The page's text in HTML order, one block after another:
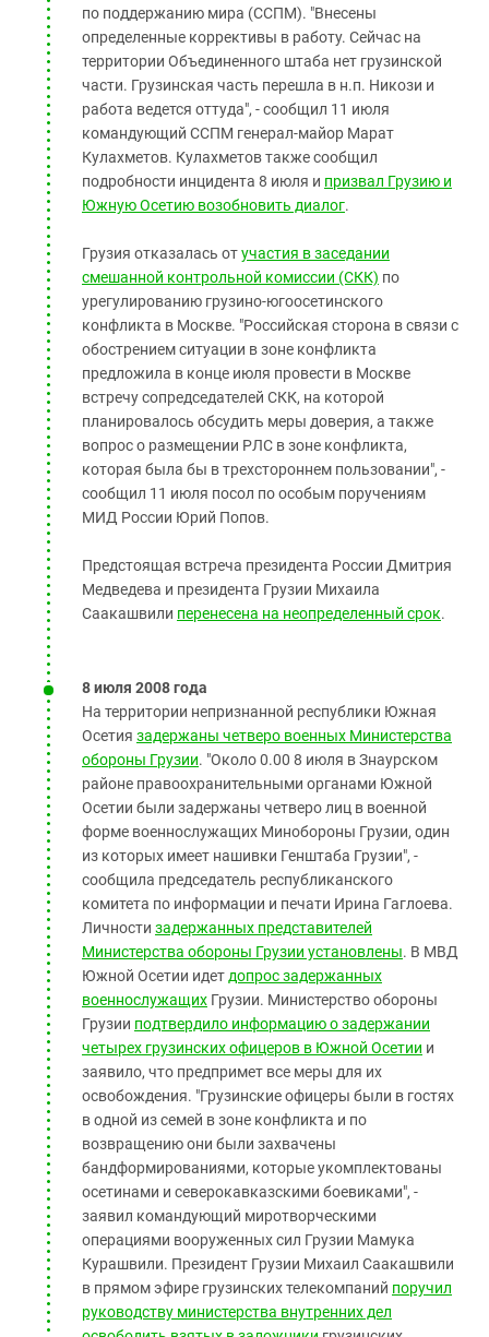
по поддержанию мира (ССПМ). "Внесены
определенные коррективы в работу. Сейчас на
территории Объединенного штаба нет грузинской
части. Грузинская часть перешла в н.п. Никози и
работа ведется оттуда", - сообщил 11 июля
командующий ССПМ генерал-майор Марат
Кулахметов. Кулахметов также сообщил
подробности инцидента 8 июля и призвал Грузию и
Южную Осетию возобновить диалог.
Грузия отказалась отучастия в заседании
смешанной контрольной комиссии (СКК) по
урегулированию грузино-югоосетинского
конфликта в Москве. "Российская сторона в связи с
обострением ситуации в зоне конфликта
предложила в конце июля провести в Москве
встречу сопредседателей СКК, на которой
планировалось обсудить меры доверия, а также
вопрос о размещении РЛС в зоне конфликта,
которая была бы в трехстороннем пользовании", -
сообщил 11 июля посол по особым поручениям
МИД России Юрий Попов.
Предстоящая встреча президента России Дмитрия
Медведева и президента Грузии Михаила
Саакашвили перенесена на неопределенный срок.
8 июля 2008 года
На территории непризнанной республики Южная
Осетия задержаны четверо военных Министерства
обороны Грузии. "Около 0.00 8 июля в Знаурском
районе правоохранительными органами Южной
Осетии были задержаны четверо лиц в военной
форме военнослужащих Минобороны Грузии, один
из которых имеет нашивки Генштаба Грузии", -
сообщила председатель республиканского
комитета по информации и печати Ирина Гаглоева.
Личности задержанных представителей
Министерства обороны Грузии установлены. В МВД
Южной Осетии идет допрос задержанных
военнослужащих Грузии. Министерство обороны
Грузии подтвердило информацию о задержании
четырех грузинских офицеров в Южной Осетии и
заявило, что предпримет все меры для их
освобождения. "Грузинские офицеры были в гостях
в одной из семей в зоне конфликта и по
возвращению они были захвачены
бандформированиями, которые укомплектованы
осетинами и северокавказскими боевиками", -
заявил командующий миротворческими
операциями вооруженных сил Грузии Мамука
Курашвили. Президент Грузии Михаил Саакашвили
в прямом эфире грузинских телекомпаний поручил
руководству министерства внутренних дел